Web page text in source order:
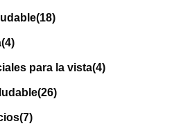
(18)
(4)
para la vista(4)
(26)
(7)